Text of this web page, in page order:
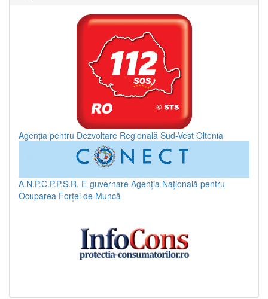
Agenția pentru Dezvoltare Regională Sud-Vest Oltenia
A.N.P.C.P.P.S.R. E-guvernare Agenția Națională pentru
Ocuparea Forței de Muncă